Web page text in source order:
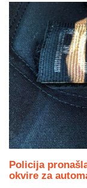
Policija
okvire za